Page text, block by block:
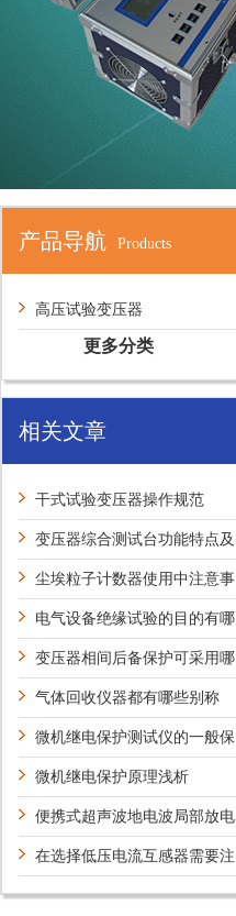
产品导航 Products
高压试验变压器
更多分类
相关文章
干式试验变压器操作规范
变压器综合测试台功能特点及
用途尘埃粒子计数器使用中注意事
项是什么？
电气设备绝缘试验的目的有哪
些 变压器相间后备保护可采用哪
些方案？
气体回收仪器都有哪些别称
微机继电保护测试仪的一般保
护措施
微机继电保护原理浅析
便携式超声波地电波局部放电
云检测仪具体的作用是什么？
在选择低压电流互感器需要注
意的问题有哪些？